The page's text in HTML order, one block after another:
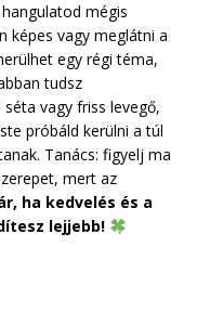
mégis
képes vagy meglátni a
egy régi téma,
tudsz
vagy friss levegő,
próbáld kerülni a túl
Tanács: figyelj ma
mert az
ha kedvelés és a
lejjebb!